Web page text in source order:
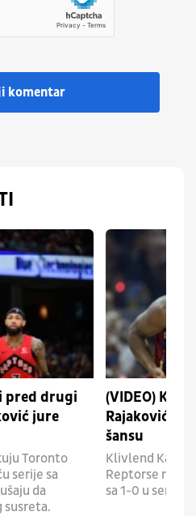
komentar
pred drugi
jure
Toronto
serije sa
da
susreta.
(VIDEO)
Rajakovićev
šansu
Klivlend
Reptorse na
sa 1-0 u seriji.